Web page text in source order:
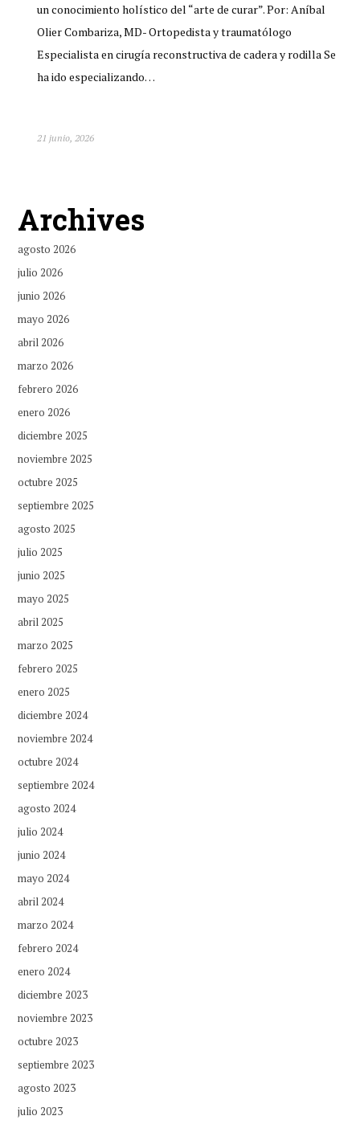
un conocimiento holístico del “arte de curar”. Por: Aníbal
Olier Combariza, MD- Ortopedista y traumatólogo
Especialista en cirugía reconstructiva de cadera y rodilla Se
ha ido especializando…
21 junio, 2026
Archives
agosto 2026
julio 2026
junio 2026
mayo 2026
abril 2026
marzo 2026
febrero 2026
enero 2026
diciembre 2025
noviembre 2025
octubre 2025
septiembre 2025
agosto 2025
julio 2025
junio 2025
mayo 2025
abril 2025
marzo 2025
febrero 2025
enero 2025
diciembre 2024
noviembre 2024
octubre 2024
septiembre 2024
agosto 2024
julio 2024
junio 2024
mayo 2024
abril 2024
marzo 2024
febrero 2024
enero 2024
diciembre 2023
noviembre 2023
octubre 2023
septiembre 2023
agosto 2023
julio 2023